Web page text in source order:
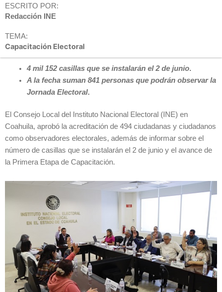
ESCRITO POR:
Redacción INE
TEMA:
Capacitación Electoral
4 mil 152 casillas que se instalarán el 2 de junio.
A la fecha suman 841 personas que podrán observar la
Jornada Electoral.
El Consejo Local del Instituto Nacional Electoral (INE) en
Coahuila, aprobó la acreditación de 494 ciudadanas y ciudadanos
como observadores electorales, además de informar sobre el
número de casillas que se instalarán el 2 de junio y el avance de
la Primera Etapa de Capacitación.